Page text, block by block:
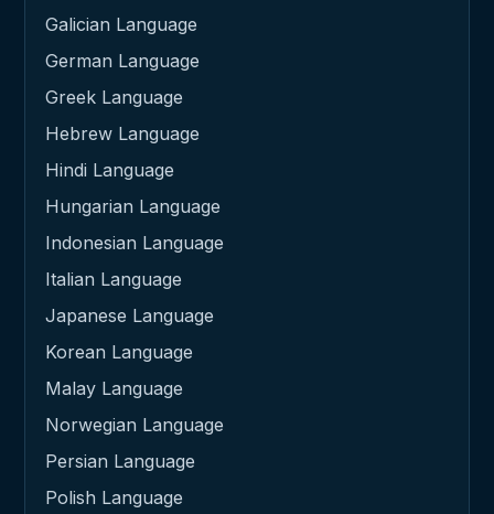
Galician Language
German Language
Greek Language
Hebrew Language
Hindi Language
Hungarian Language
Indonesian Language
Italian Language
Japanese Language
Korean Language
Malay Language
Norwegian Language
Persian Language
Polish Language